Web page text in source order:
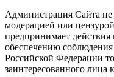
Администрация Сайта не
модерацией или
предпринимает
обеспечению соблюдения
Российской Федерации
заинтересованного